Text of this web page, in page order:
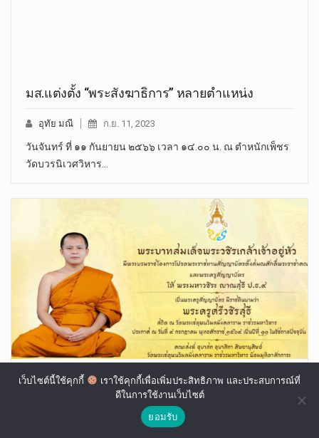
มส.แต่งตั้ง “พระสังฆาธิการ” หลายตำแหน่ง
อุทัย มณี ก.ย. 11, 2023
วันจันทร์ ที่ ๑๑ กันยายน ๒๕๖๖ เวลา ๑๔.๐๐ น. ณ ตำหนักเพ็ชร
วัดบวรนิเวศวิหาร…
วิเคราะห์ตำแหน่งใหม่ของ ป.ธ.9 ที่-พระครูศรีวชิร
ก.ค. 10, 2026
เว็บไซต์นี้ใช้คุกกี้
เราใช้คุกกี้เพื่อเพิ่มประสิทธิภาพ และประสบการณ์ที่
ดีในการใช้งานเว็บไซต์
ยอมรับ